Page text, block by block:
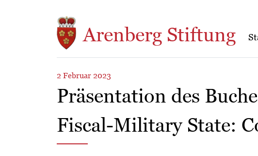
Arenberg Stiftung
2 Februar 2023
Präsentation des
Fiscal-Military State: